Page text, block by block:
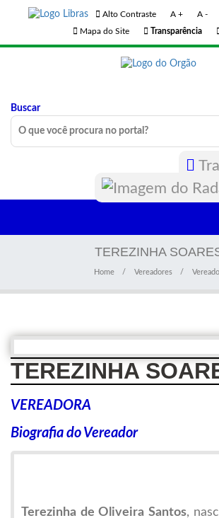
Alto Contraste A + A -
Mapa do Site
Transparência
Buscar
TEREZINHA
Home Vereadores
TEREZINHA
VEREADORA
Biografia do Vereador
Terezinha de Oliveira Santos,